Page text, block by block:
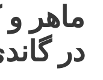
ماهر و
در